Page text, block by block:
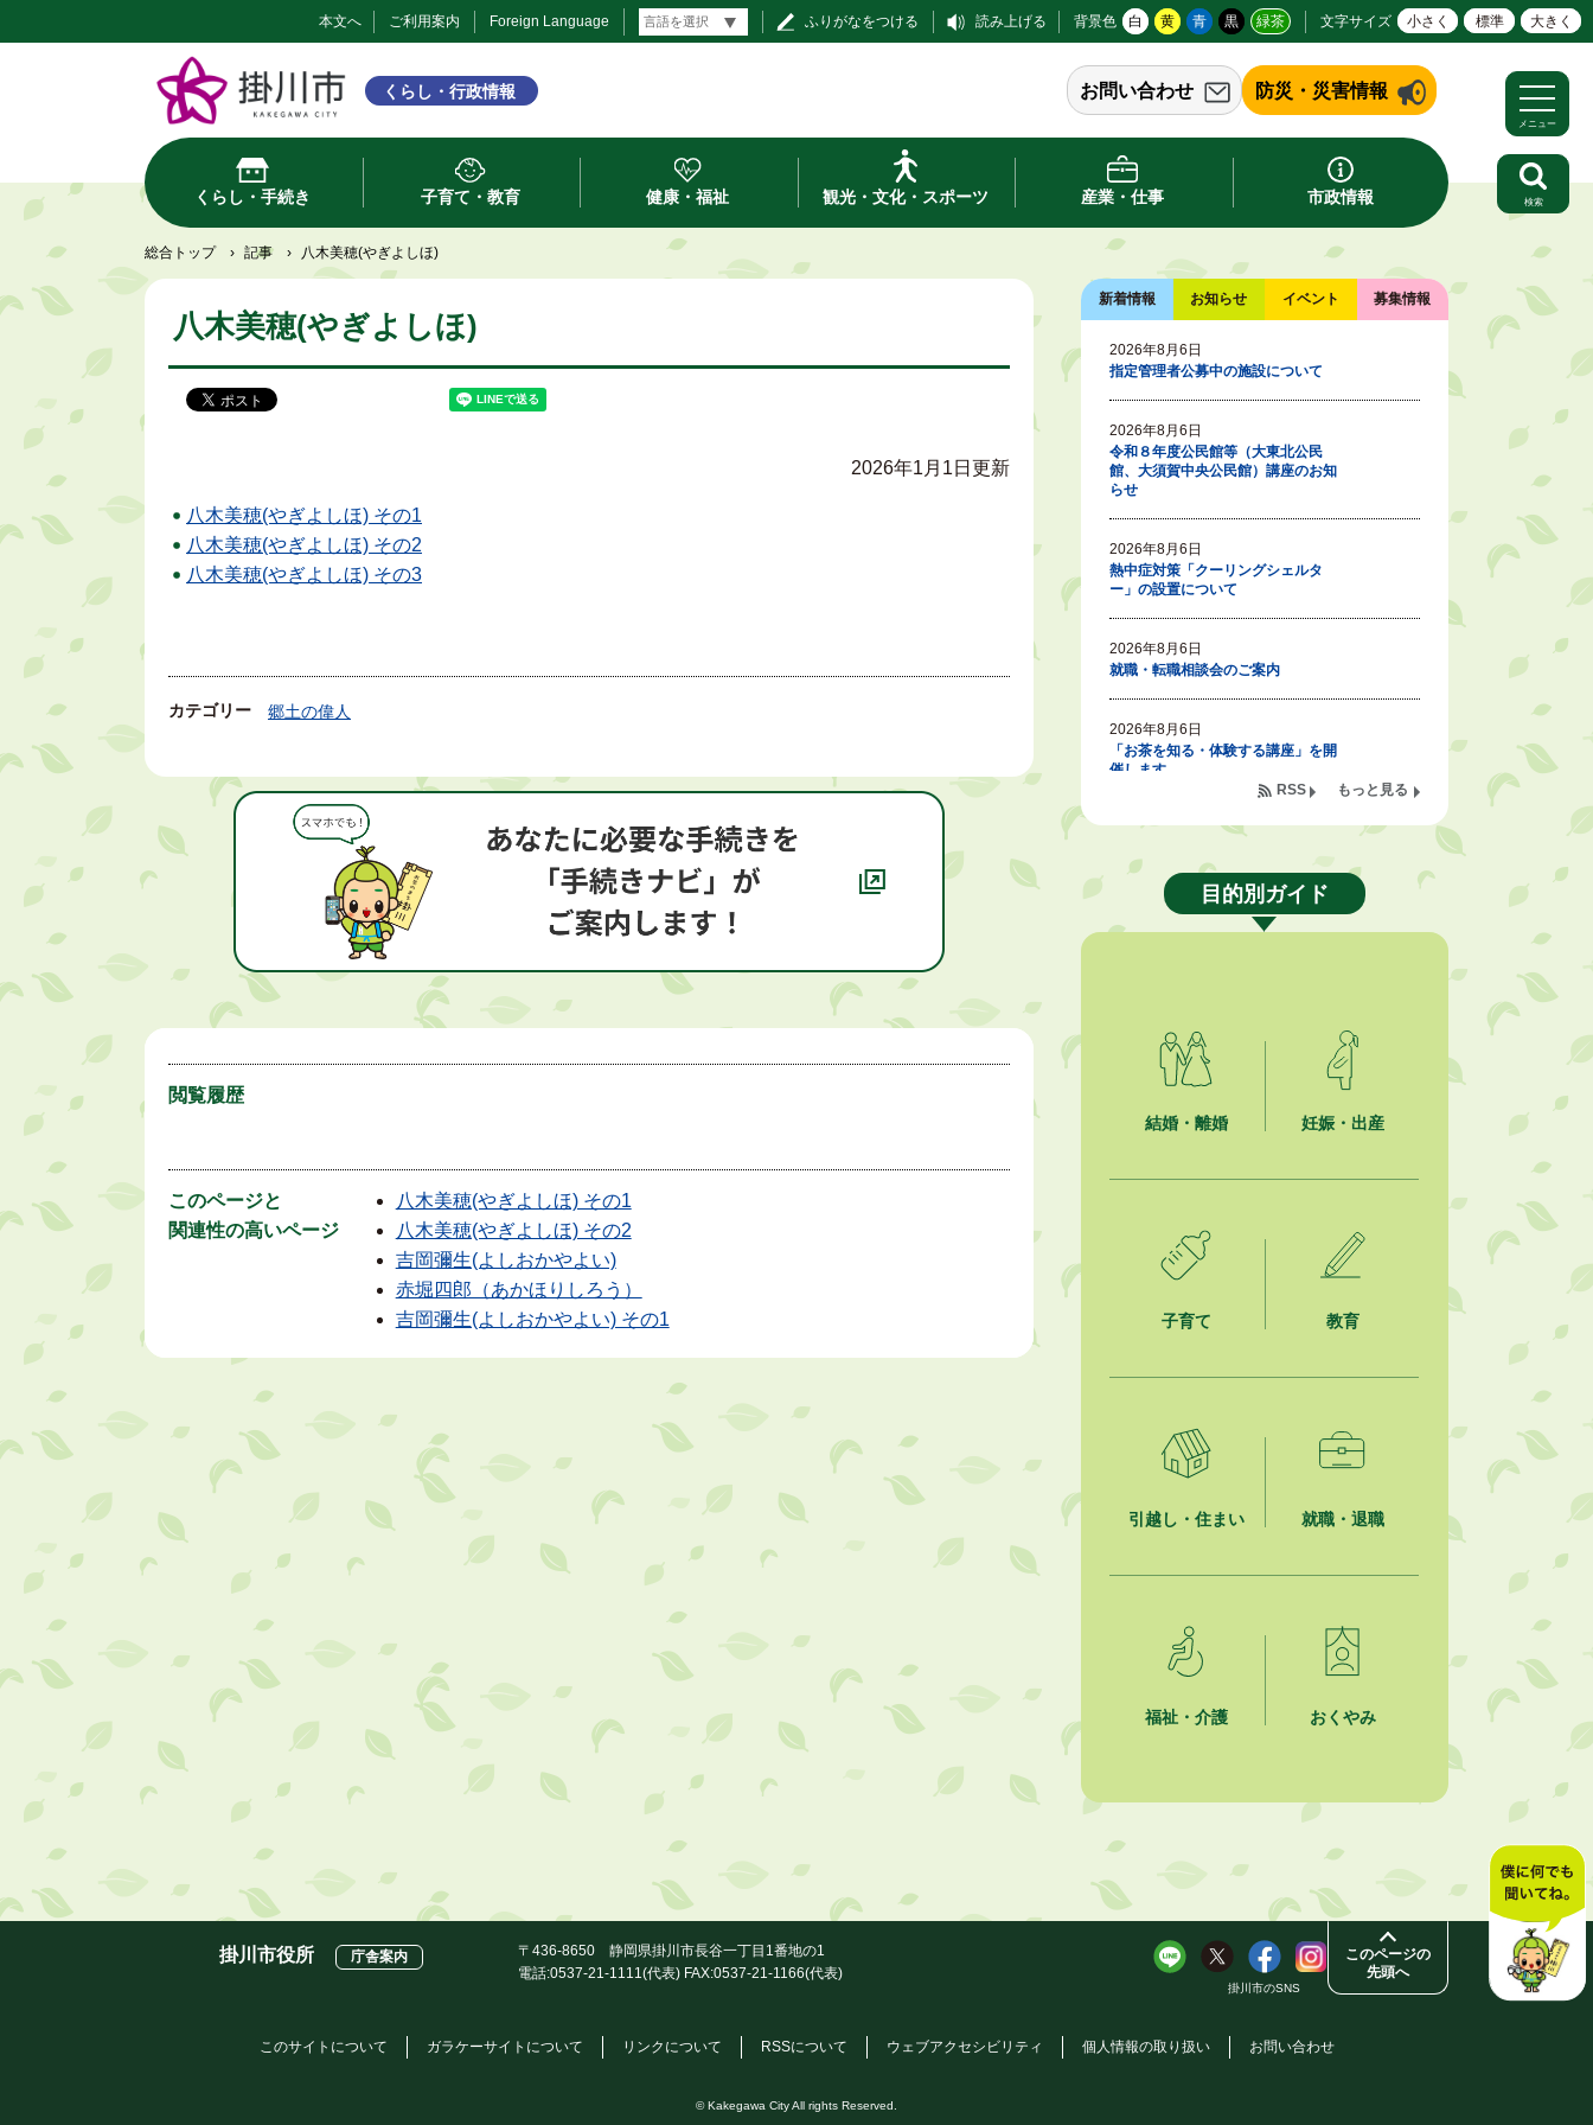
本文へ ご利用案内 Foreign Language ふりがなをつける 読み上げる 背景色 白 黄 青 黒 緑茶 文字サイズ 小さく 標準 大きく
くらし・行政情報 お問い合わせ 防災・災害情報
くらし・手続き 子育て・教育 健康・福祉 観光・文化・スポーツ 産業・仕事 市政情報
メニュー
検索
総合トップ › 記事 › 八木美穂(やぎよしほ)
八木美穂(やぎよしほ)
2026年1月1日更新
八木美穂(やぎよしほ) その1
八木美穂(やぎよしほ) その2
八木美穂(やぎよしほ) その3
カテゴリー 郷土の偉人
閲覧履歴
このページと
関連性の高いページ
八木美穂(やぎよしほ) その1
八木美穂(やぎよしほ) その2
吉岡彌生(よしおかやよい)
赤堀四郎（あかほりしろう）
吉岡彌生(よしおかやよい) その1
新着情報 お知らせ イベント 募集情報
2026年8月6日
指定管理者公募中の施設について
2026年8月6日
令和８年度公民館等（大東北公民
館、大須賀中央公民館）講座のお知
らせ
2026年8月6日
熱中症対策「クーリングシェルタ
ー」の設置について
2026年8月6日
就職・転職相談会のご案内
2026年8月6日
「お茶を知る・体験する講座」を開
催します
2026年8月5日
せ）
2026年8月5日
2026年8月4日
【日本DX大賞2026】ポスターセッ
ション最優秀賞を受賞しました！
2026年8月4日
2026年8月4日
夏季休暇期間 開業医等診療予定
2026年8月3日
「水道カルテ」の公表について
税制）のお願い
【参加者募集】プロ棋士から学ぼ
う！はじめての将棋教室
市民活動カレンダー（リスト形式）
2026年8月1日
市議会だより 第100号 (令和8年8月
1日発行)を掲載しました
もっと見る
RSS
目的別ガイド
結婚・離婚 妊娠・出産
子育て 教育
引越し・住まい 就職・退職
福祉・介護 おくやみ
このページの
先頭へ
掛川市役所 庁舎案内
〒436-8650 静岡県掛川市長谷一丁目1番地の1
電話:0537-21-1111(代表) FAX:0537-21-1166(代表)
掛川市のSNS
このサイトについて ガラケーサイトについて リンクについて RSSについて ウェブアクセシビリティ 個人情報の取り扱い お問い合わせ
© Kakegawa City All rights Reserved.